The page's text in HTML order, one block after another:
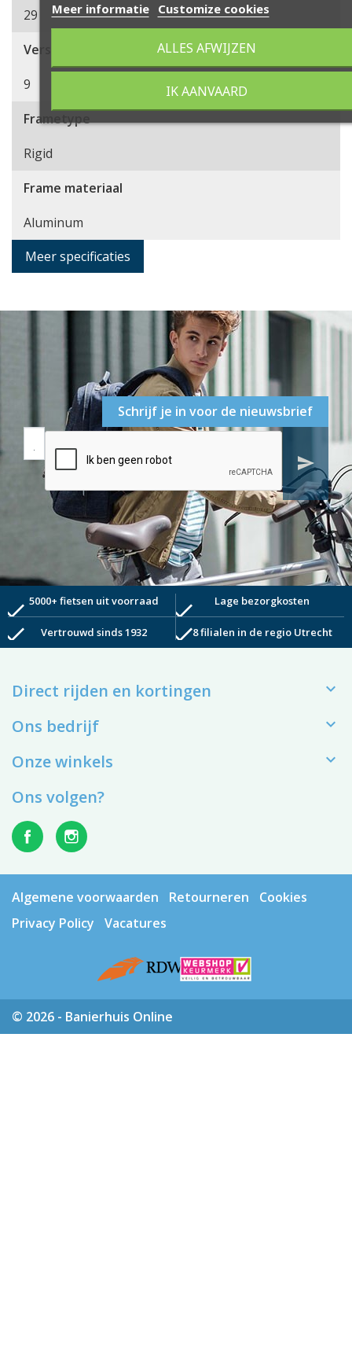
29
Versnellingen
9
Frametype
Rigid
Frame materiaal
Aluminum
Meer specificaties
Schrijf je in voor de nieuwsbrief
send
check5000+ fietsen uit voorraad check Lage bezorgkosten
check Vertrouwd sinds 1932 check8 filialen in de regio Utrecht
Direct rijden en kortingen 
Ons bedrijf 
Onze winkels 
Meer informatie Customize cookies
ALLES AFWIJZEN
IK AANVAARD
Ons volgen?
Algemene voorwaarden Retourneren
Cookies
Privacy Policy
Vacatures
© 2026 - Banierhuis Online